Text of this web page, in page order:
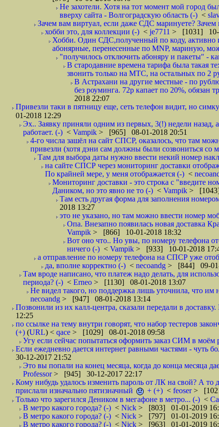
Не захотели. Хотя на тот момент мой город
вверху сайта - Волгоградскую область (-) <
Зачем вам виртуал, если даже СДС маринуете?
хобби это, для коллекции (-) < je7711 > [1031] 10-
Хобби. Один СДС,полученный по коду, активно
абонярные, перенесенные по MNP, мариную,
"получилось отключить абоняру и пакеты" -
В стародавние времена тарифа была такая
звонить только на МТС, на остальных по 2
В Астрахани на другие местные - по
без роуминга. 72р капает по 20%, обязан
2018 22:07
Привезли таки в пятницу еще, сеть телефон видит, но
01-2018 12:29
Эх.. Заявку приняли одним из первых, 3(!) недели назад,
работает. (-) < Vampik > [965] 08-01-2018 20:51
4-го числа зашёл на сайт СПСР, оказалось, что там
привезли (хотя дэни сам должны были созвониться со
Там для выбора даты нужно ввести некий номер
на сайте СПСР через мониторинг доставки
По крайней мере, у меня отображается (-) <
Мониторинг доставки - это строка с "введите
Даником, но это явно не то (-) < Vampik >
Там есть другая форма для заполнения
2018 13:27
это не указано, но там можно ввести номер
Опа. Внезапно появилась новая доставка
Vampik > [866] 10-01-2018 18:32
Вот оно что.. Но увы, по номеру телефона
ничего (-) < Vampik > [933] 10-01-2018
а отправление по номеру телефона на СПСР уже
да, вполне корректно (-) < necoandg > [844] 09-01-
Там вроде написано, что платеж надо делать, для
периода? (-) < Erneo > [1130] 08-01-2018 13:07
Не видел такого, но поддержка лишь уточнила, что
necoandg > [947] 08-01-2018 13:14
Позвонили из их калл-центра, сказали передали в
12:25
по ссылке на тему внутри говорят, что набор тестеров
(+) (URL) < qace > [1029] 08-01-2018 09:58
Угу если сейчас попытаться оформить заказ СИМ в моём
Если ежедневно дается интернет равными частями - чуть
30-12-2017 21:52
Это вы попали на конец месяца, когда до конца месяца
Professor> [945] 30-12-2017 22:17
Кому нибудь удалось изменить пароль от ЛК на свой? А то
прислали изначально пятизначный
+ (+) < feoser>
Только что зарегился Деником в мегафоне в метро... (-) <
В метро какого города? (-) < Nick > [803] 01-01-2019
В метро какого города? (-) < Nick > [797] 01-01-2019
В метро какого города? (-) < Nick > [963] 01-01-2019